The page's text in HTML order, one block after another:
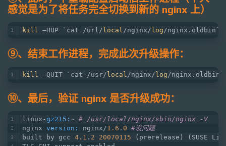
感觉是为了将任务完全切换到新的 nginx 上）
kill –HUP `cat /url/ local/nginx/ log/nginx.oldbin`
⑨、结束工作进程，完成此次升级操作：
kill –QUIT `cat /usr/ local/nginx/ log/nginx.oldbin`
⑩、最后，验证 nginx 是否升级成功：
linux-gz215: ~ # /usr/local/nginx/sbin/nginx -V
nginx version: nginx/1.6 . 0 #没问题
built by gcc 4.1 . 2 20070115 (prerelease) (SUSE